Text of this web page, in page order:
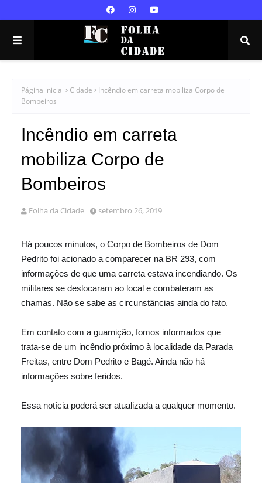
Página inicial Cidade
Incêndio em carreta mobiliza Corpo de
Bombeiros
Incêndio em carreta
mobiliza Corpo de
Bombeiros
Folha da Cidade setembro 26, 2019
Há poucos minutos, o Corpo de Bombeiros de Dom
Pedrito foi acionado a comparecer na BR 293, com
informações de que uma carreta estava incendiando. Os
militares se deslocaram ao local e combateram as
chamas. Não se sabe as circunstâncias ainda do fato.
Em contato com a guarnição, fomos informados que
trata-se de um incêndio próximo à localidade da Parada
Freitas, entre Dom Pedrito e Bagé. Ainda não há
informações sobre feridos.
Essa notícia poderá ser atualizada a qualquer momento.